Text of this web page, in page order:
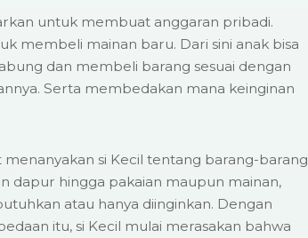
untuk membuat anggaran pribadi.
membeli mainan baru. Dari sini anak bisa
dan membeli barang sesuai dengan
Serta membedakan mana keinginan
si Kecil tentang barang-barang
dapur hingga pakaian maupun mainan,
atau hanya diinginkan. Dengan
itu, si Kecil mulai merasakan bahwa